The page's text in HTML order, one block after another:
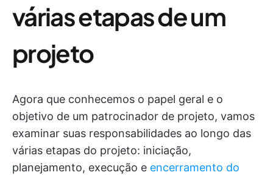
várias etapas de um
projeto
Agora que conhecemos o papel geral e o
objetivo de um patrocinador de projeto, vamos
examinar suas responsabilidades ao longo das
várias etapas do projeto: iniciação,
planejamento, execução e encerramento do